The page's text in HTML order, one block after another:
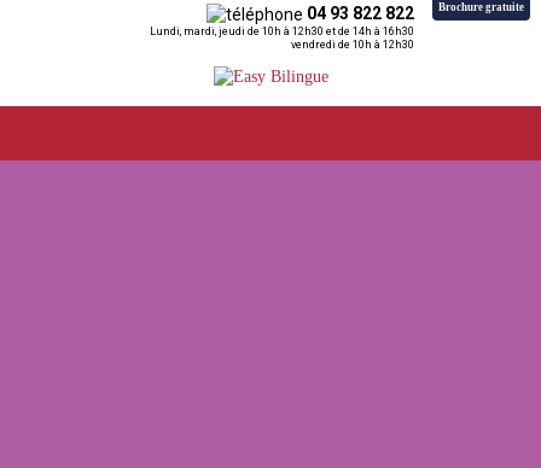
04 93 822 822
Lundi, mardi, jeudi de 10h à 12h30 et de 14h à 16h30
vendredi de 10h à 12h30
Brochure gratuite